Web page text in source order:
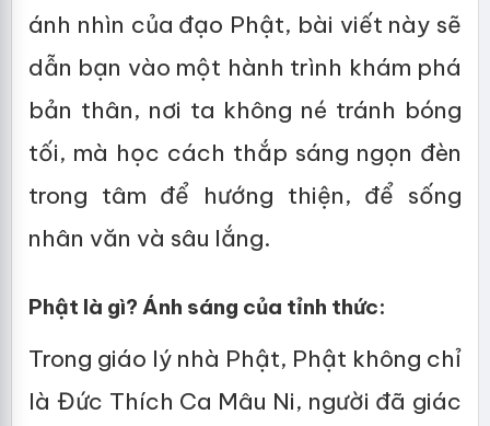
ánh nhìn của đạo Phật, bài viết này sẽ
dẫn bạn vào một hành trình khám phá
bản thân, nơi ta không né tránh bóng
tối, mà học cách thắp sáng ngọn đèn
trong tâm để hướng thiện, để sống
nhân văn và sâu lắng.
Phật là gì? Ánh sáng của tỉnh thức:
Trong giáo lý nhà Phật, Phật không chỉ
là Đức Thích Ca Mâu Ni, người đã giác